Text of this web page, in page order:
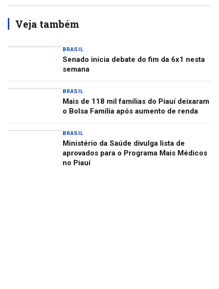
Veja também
BRASIL
Senado inicia debate do fim da 6x1 nesta
semana
BRASIL
Mais de 118 mil famílias do Piauí deixaram
o Bolsa Família após aumento de renda
BRASIL
Ministério da Saúde divulga lista de
aprovados para o Programa Mais Médicos
no Piauí